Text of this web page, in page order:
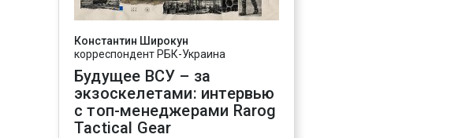
Константин Широкун
корреспондент РБК-Украина
Будущее ВСУ – за
экзоскелетами: интервью
с топ-менеджерами Rarog
Tactical Gear